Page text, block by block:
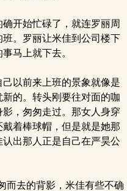
开始忙碌了，就连罗丽周
。罗丽让米佳到公司楼下
马上就下去。
以前来上班的景象就像是
的。转头刚要往对面的咖
，匆匆走过。那女人身穿
着棒球帽，但是就是她那
出那人正是自己在严昊公
而去的背影，米佳有些不确